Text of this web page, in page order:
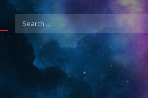
Search
for: